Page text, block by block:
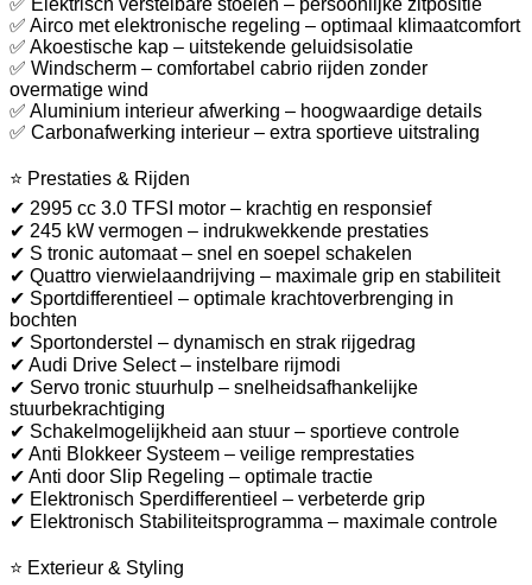
✅ Airco met elektronische regeling – optimaal klimaatcomfort
✅ Akoestische kap – uitstekende geluidsisolatie
✅ Windscherm – comfortabel cabrio rijden zonder
overmatige wind
✅ Aluminium interieur afwerking – hoogwaardige details
✅ Carbonafwerking interieur – extra sportieve uitstraling
⭐ Prestaties & Rijden
✔ 2995 cc 3.0 TFSI motor – krachtig en responsief
✔ 245 kW vermogen – indrukwekkende prestaties
✔ S tronic automaat – snel en soepel schakelen
✔ Quattro vierwielaandrijving – maximale grip en stabiliteit
✔ Sportdifferentieel – optimale krachtoverbrenging in
bochten
✔ Sportonderstel – dynamisch en strak rijgedrag
✔ Audi Drive Select – instelbare rijmodi
✔ Servo tronic stuurhulp – snelheidsafhankelijke
stuurbekrachtiging
✔ Schakelmogelijkheid aan stuur – sportieve controle
✔ Anti Blokkeer Systeem – veilige remprestaties
✔ Anti door Slip Regeling – optimale tractie
✔ Elektronisch Sperdifferentieel – verbeterde grip
✔ Elektronisch Stabiliteitsprogramma – maximale controle
⭐ Exterieur & Styling